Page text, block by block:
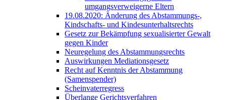
umgangsverweigerne Eltern
19.08.2020: Änderung des Abstammungs-,
Kindschafts- und Kindesunterhaltsrechts
Gesetz zur Bekämpfung sexualisierter Gewalt
gegen Kinder
Neuregelung des Abstammungsrechts
Auswirkungen Mediationsgesetz
Recht auf Kenntnis der Abstammung
(Samenspender)
Scheinvaterregress
Überlange Gerichtsverfahren